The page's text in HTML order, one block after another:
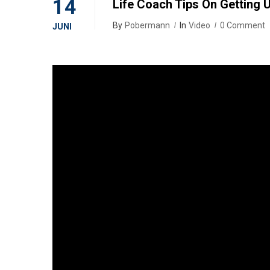
14
JUNI
Life Coach Tips On Getting
By Pobermann In Video 0 Comment